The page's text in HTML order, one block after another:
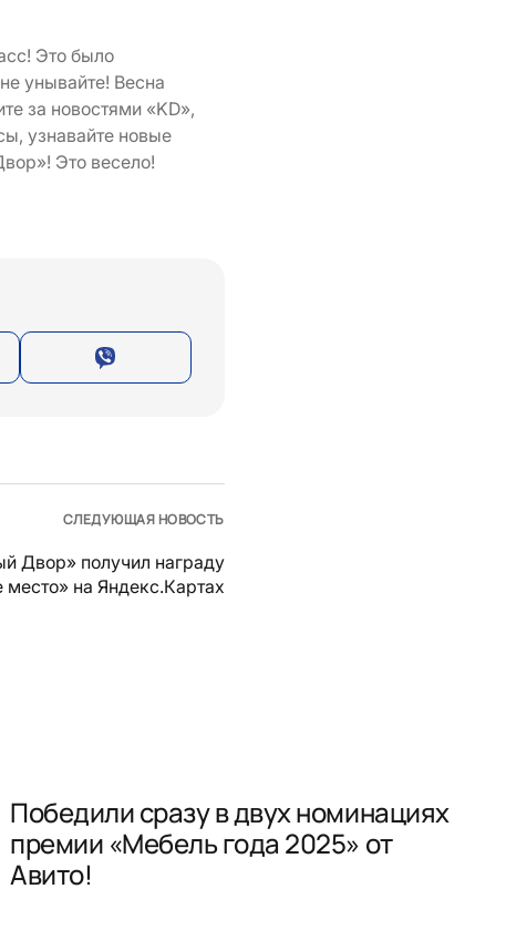
Это было
унывайте! Весна
за новостями «KD»,
узнавайте новые
Это весело!
СЛЕДУЮЩАЯ НОВОСТЬ
Двор» получил награду
на Яндекс.Картах
Победили сразу в двух номинациях
премии «Мебель года 2025» от
Авито!